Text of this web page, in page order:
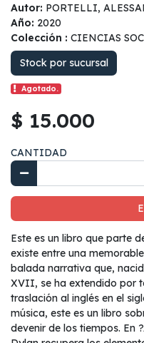
Autor: PORTELLI,
Año: 2020
Colección : CIENCIAS
Stock por sucursal
Agotado.
$ 15.000
CANTIDAD
Este es un libro que parte
existe entre una
balada narrativa que,
XVII, se ha extendido por
traslación al inglés en el
música, este es un libro
devenir de los tiempos. En